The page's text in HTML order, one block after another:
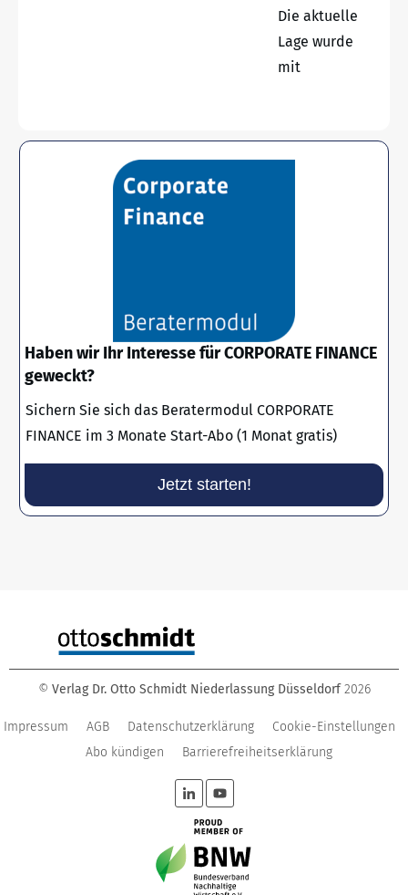
Die aktuelle
Lage wurde
mit
Haben wir Ihr Interesse für CORPORATE FINANCE
geweckt?
Sichern Sie sich das Beratermodul CORPORATE
FINANCE im 3 Monate Start-Abo (1 Monat gratis)
Jetzt starten!
© Verlag Dr. Otto Schmidt Niederlassung Düsseldorf 2026
Impressum AGB Datenschutzerklärung
Cookie-Einstellungen
Abo kündigen
Barrierefreiheitserklärung